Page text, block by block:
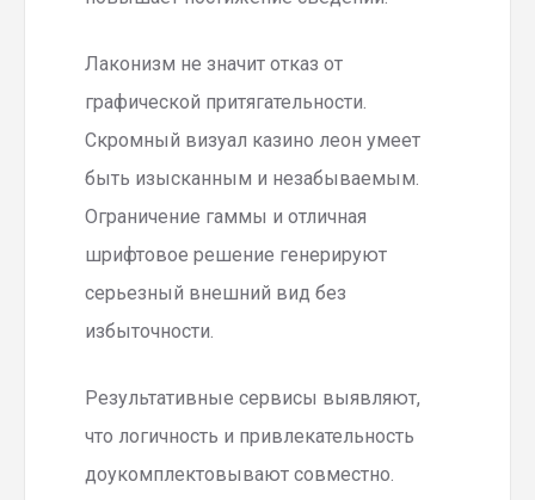
Лаконизм не значит отказ от
графической притягательности.
Скромный визуал казино леон умеет
быть изысканным и незабываемым.
Ограничение гаммы и отличная
шрифтовое решение генерируют
серьезный внешний вид без
избыточности.
Результативные сервисы выявляют,
что логичность и привлекательность
доукомплектовывают совместно.